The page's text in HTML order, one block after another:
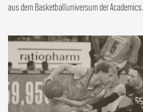
aus dem Basketballuniversum der Academics.